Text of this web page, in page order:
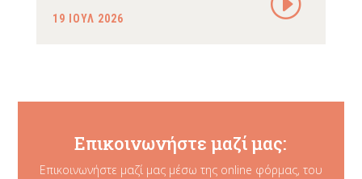
19 ΙΟΥΛ 2026
Επικοινωνήστε μαζί μας:
Επικοινωνήστε μαζί μας μέσω της online φόρμας, του